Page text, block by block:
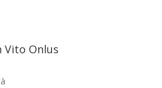
Vito Onlus